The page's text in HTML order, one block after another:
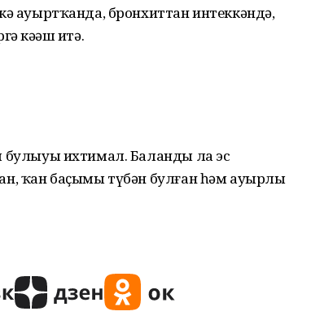
ауыртҡанда, бронхиттан интеккәндә,
кәңәш итә.
булыуы ихтимал. Баланды ла эс
ҡан баҫымы түбән булған һәм ауырлы